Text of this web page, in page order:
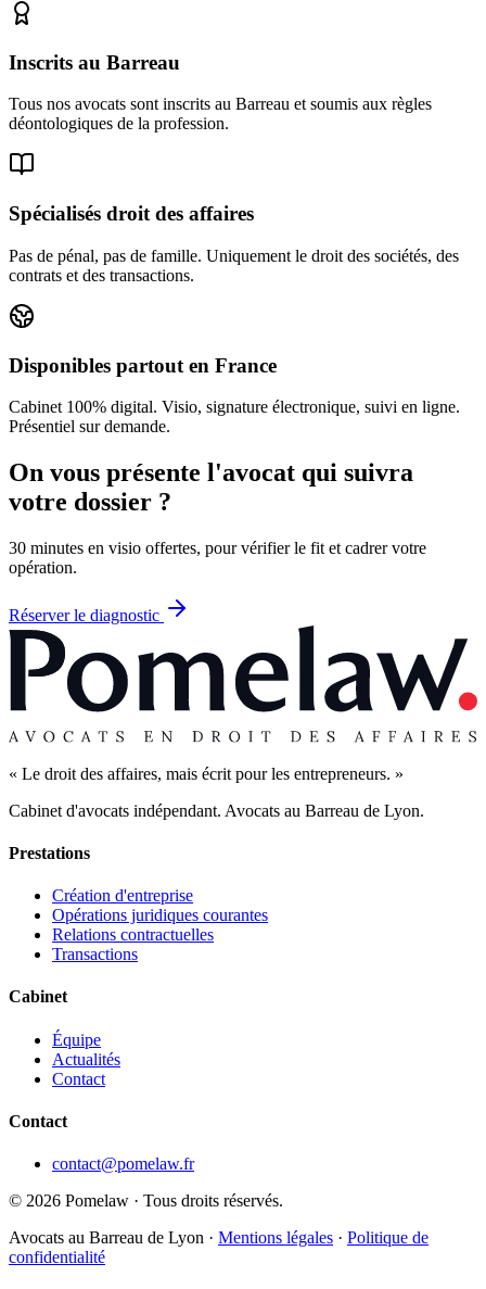
Inscrits au Barreau
Tous nos avocats sont inscrits au Barreau et soumis aux règles
déontologiques de la profession.
Spécialisés droit des affaires
Pas de pénal, pas de famille. Uniquement le droit des sociétés, des
contrats et des transactions.
Disponibles partout en France
Cabinet 100% digital. Visio, signature électronique, suivi en ligne.
Présentiel sur demande.
On vous présente l'avocat qui suivra
votre dossier ?
30 minutes en visio offertes, pour vérifier le fit et cadrer votre
opération.
Réserver le diagnostic
« Le droit des affaires, mais écrit pour les entrepreneurs. »
Cabinet d'avocats indépendant. Avocats au Barreau de Lyon.
Prestations
Création d'entreprise
Opérations juridiques courantes
Relations contractuelles
Transactions
Cabinet
Équipe
Actualités
Contact
Contact
contact@pomelaw.fr
© 2026 Pomelaw · Tous droits réservés.
Avocats au Barreau de Lyon · Mentions légales · Politique de
confidentialité